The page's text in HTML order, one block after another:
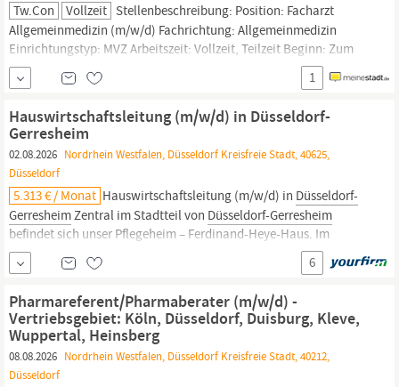
Tw.con Vollzeit Stellenbeschreibung: Position: Facharzt
Allgemeinmedizin (m/w/d) Fachrichtung: Allgemeinmedizin
Einrichtungstyp: MVZ Arbeitszeit: Vollzeit, Teilzeit Beginn: Zum
nächstmöglichen Zeitpunkt Arbeitsort:
Stellendetails:
Als Facharzt für Allgemeinmedizin (m/w/d) übernehmen Sie die
hausärztliche Versorgung eines breiten Patientenspektrums.
1
Hauswirtschaftsleitung (m/w/d) in Düsseldorf-
Gerresheim
02.08.2026 Nordrhein Westfalen, Düsseldorf Kreisfreie Stadt, 40625,
Düsseldorf
5.313 € / Monat Hauswirtschaftsleitung (m/w/d) in Düsseldorf-
GerresheimZentral im Stadtteil von Düsseldorf-Gerresheim
befindet sich unser Pflegeheim – Ferdinand-Heye-Haus. Im
Mittelpunkt steht bei uns die wertschätzende Arbeit mit Menschen
mit Demenz. Unsere Angebote und Wohnbereiche sind
konzeptionell auf ihre Bedürfnisse ausgerichtet - und das macht...
6
Pharmareferent/Pharmaberater (m/w/d) -
Vertriebsgebiet: Köln, Düsseldorf, Duisburg, Kleve,
Wuppertal, Heinsberg
08.08.2026 Nordrhein Westfalen, Düsseldorf Kreisfreie Stadt, 40212,
Düsseldorf